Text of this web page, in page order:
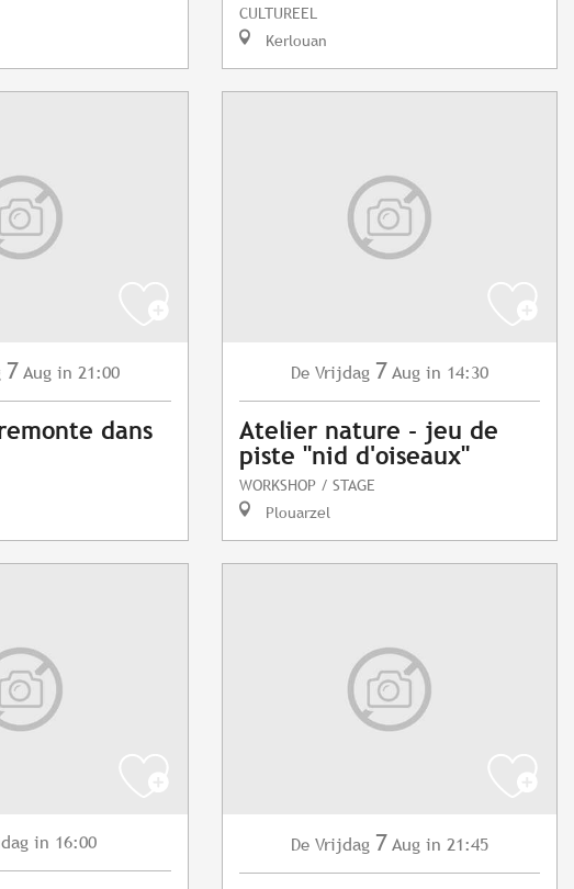
CULTUREEL
Kerlouan
7 Aug in 21:00
dans
De Vrijdag 7 Aug in 14:30
Atelier nature - jeu de
piste "nid d'oiseaux"
WORKSHOP / STAGE
Plouarzel
in 16:00 De Vrijdag 7 Aug in 21:45